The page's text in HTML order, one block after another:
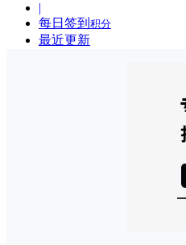
|
每日签到 积分
最近更新